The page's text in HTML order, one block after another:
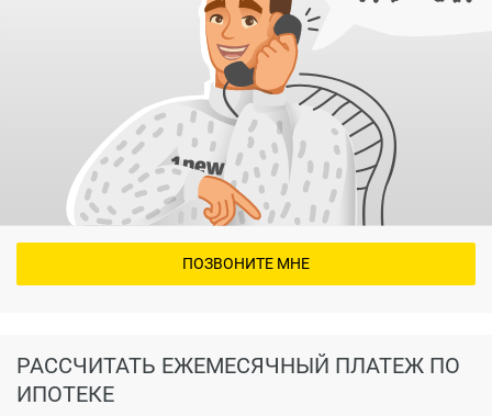
РАССЧИТАТЬ ЕЖЕМЕСЯЧНЫЙ ПЛАТЕЖ ПО
ИПОТЕКЕ
ПОЗВОНИТЕ МНЕ